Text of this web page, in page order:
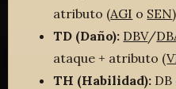
atributo (AGI o SEN
TD (Daño): DBV/
ataque + atributo (
TH (Habilidad):